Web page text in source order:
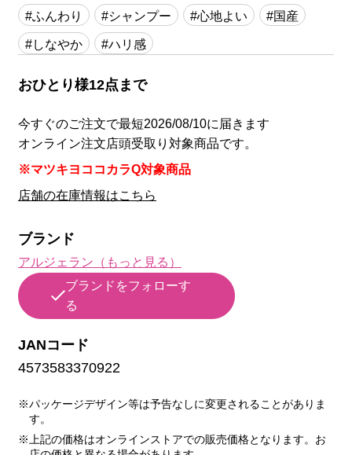
#ふんわり #シャンプー #心地よい
#国産
#しなやか
#ハリ感
おひとり様12点まで
今すぐのご注文で最短2026/08/10に届きます
オンライン注文店頭受取り対象商品です。
※マツキヨココカラQ対象商品
店舗の在庫情報はこちら
ブランド
アルジェラン（もっと見る）
ブランドをフォローす
る
JANコード
4573583370922
※パッケージデザイン等は予告なしに変更されることがありま
す。
※上記の価格はオンラインストアでの販売価格となります。お